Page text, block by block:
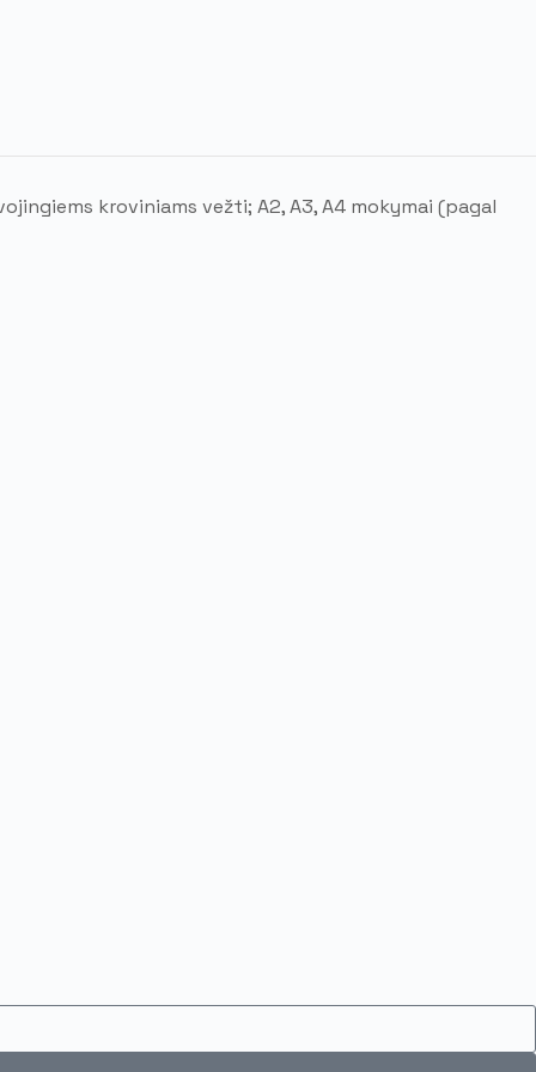
kroviniams vežti; A2, A3, A4 mokymai (pagal